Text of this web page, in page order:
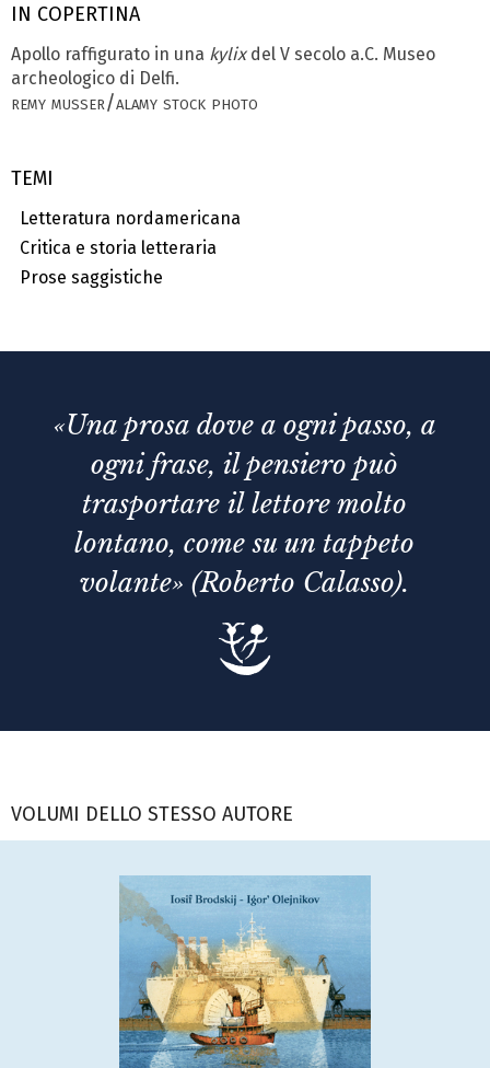
IN COPERTINA
Apollo raffigurato in una kylixdel V secolo a.C. Museo
archeologico di Delfi.
remy musser/alamy stock photo
TEMI
Letteratura nordamericana
Critica e storia letteraria
Prose saggistiche
«Una prosa dove a ogni passo, a
ogni frase, il pensiero può
trasportare il lettore molto
lontano, come su un tappeto
volante» (Roberto Calasso).
VOLUMI DELLO STESSO AUTORE